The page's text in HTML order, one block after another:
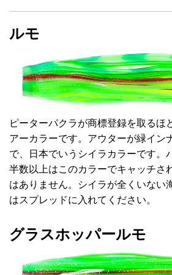
ルモ
ピーターパクラが商標登録を取るほ
アーカラーです。アウターが緑イン
で、日本でいうシイラカラーです。
半数以上はこのカラーでキャッチさ
はありません。シイラが全くいない
はスプレッドに入れてください。
グラスホッパールモ